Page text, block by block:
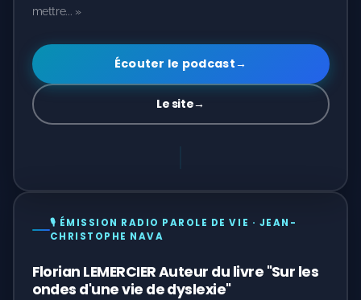
mettre... »
Écouter le podcast→
Le site→
🎙️ ÉMISSION RADIO PAROLE DE VIE · JEAN-
CHRISTOPHE NAVA
Florian LEMERCIER Auteur du livre "Sur les
ondes d'une vie de dyslexie"